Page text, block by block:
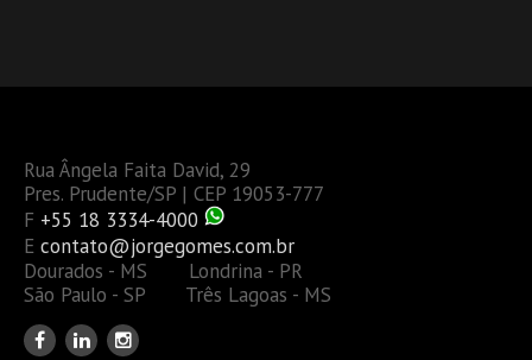
Rua Ângela Faita David, 29
Pres. Prudente/SP | CEP 19053-777
F +55 18 3334-4000
E contato@jorgegomes.com.br
Dourados - MS Londrina - PR
São Paulo - SP Três Lagoas - MS